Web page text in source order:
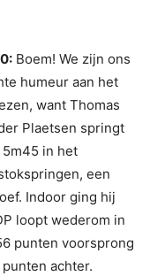
Boem! We zijn ons
humeur aan het
want Thomas
Plaetsen springt
in het
een
Indoor ging hij
loopt wederom in
punten voorsprong
achter.